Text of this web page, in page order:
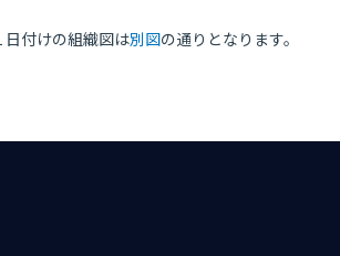
付けの組織図は別図の通りとなります。